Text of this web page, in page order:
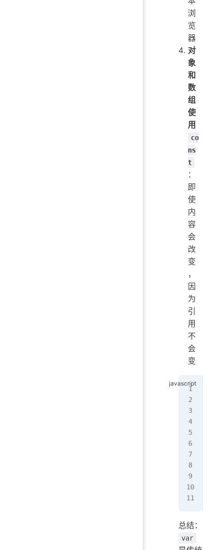
浏
览
器
对
象
和
数
组
使
用
co
ns
t
：
即
使
内
容
会
改
变
，
因
为
引
用
不
会
变
总结：
var